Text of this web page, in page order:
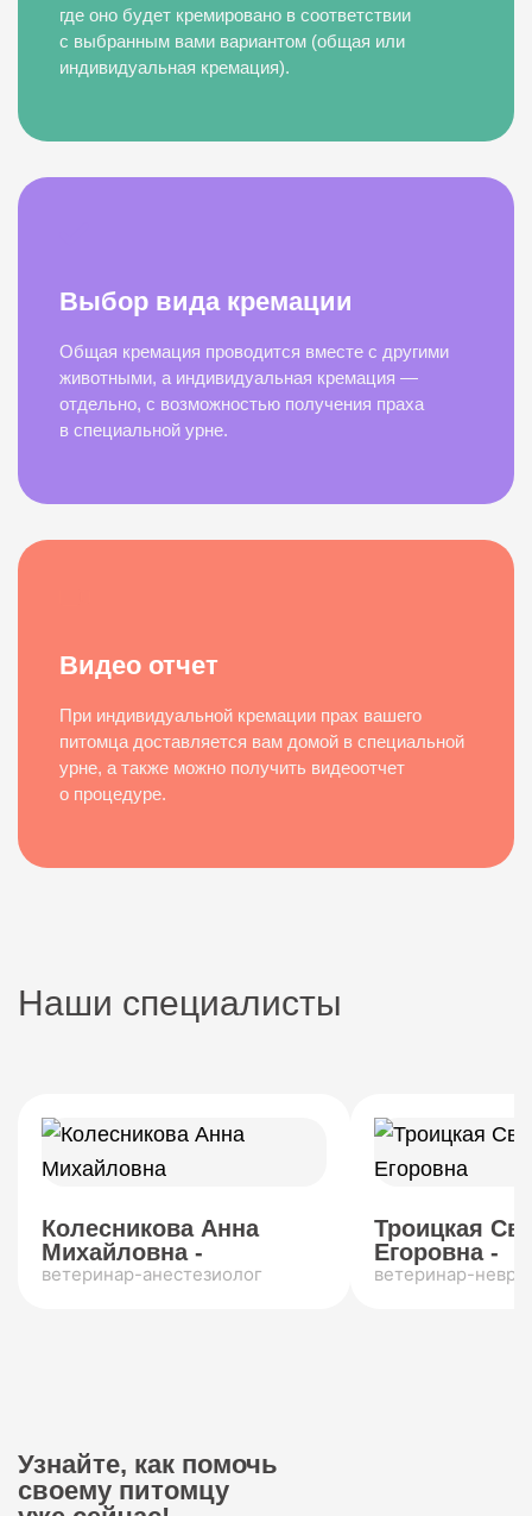
где оно будет кремировано в соответствии
с выбранным вами вариантом (общая или
индивидуальная кремация).
Выбор вида кремации
Общая кремация проводится вместе с другими
животными, а индивидуальная кремация —
отдельно, с возможностью получения праха
в специальной урне.
Видео отчет
При индивидуальной кремации прах вашего
питомца доставляется вам домой в специальной
урне, а также можно получить видеоотчет
о процедуре.
Наши специалисты
Колесникова Анна
Михайловна -
ветеринар-анестезиолог
Троицкая
Егоровна -
ветеринар-
Узнайте, как помочь
своему питомцу